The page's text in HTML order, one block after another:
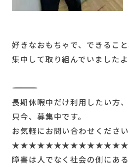
好きなおもちゃで、できるこ
集中して取り組んでいましたよ
―――――――――――――――――――――――――
長期休暇中だけ利用したい方、
只今、募集中です。
お気軽にお問い合わせください
障害は人でなく社会の側にある